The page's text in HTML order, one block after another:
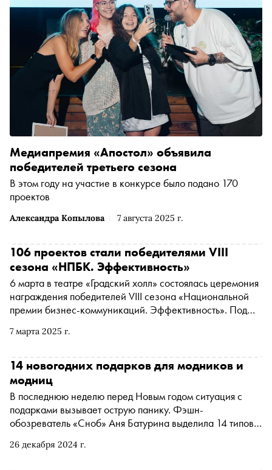
Александра Копылова 7 августа 2025 г.
Медиапремия «Апостол» объявила
победителей третьего сезона
В этом году на участие в конкурсе было подано 170
проектов
7 марта 2025 г.
106 проектов стали победителями VIII
сезона «НПБК. Эффективность»
6 марта в театре «Градский холл» состоялась церемония
награждения победителей VIII сезона «Национальной
премии бизнес-коммуникаций. Эффективность». Под
маркетинг — отражение вас?» премия наградила 106
бизнес-коммуникаций в России
26 декабря 2024 г.
14 новогодних подарков для модников и
модниц
В последнюю неделю перед Новым годом ситуация с
подарками вызывает острую панику. Фэшн-
обозреватель «Сноб» Аня Батурина выделила 14 типов
который еще можно успеть купить